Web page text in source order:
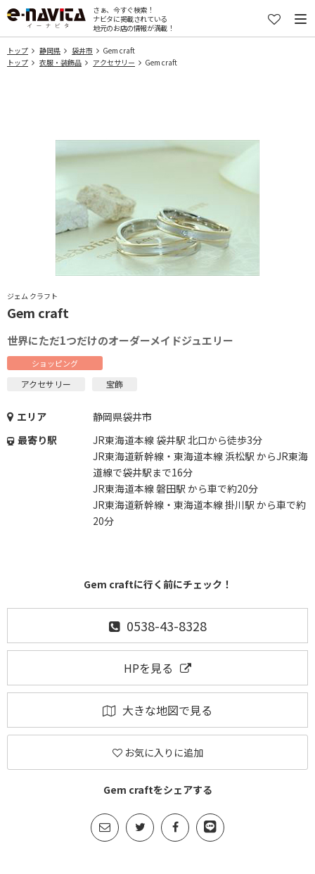
さぁ、今すぐ検索！
ナビタに掲載されている
地元のお店の情報が満載！
トップ 静岡県 袋井市
Gem craft
トップ
衣服・装飾品 アクセサリー Gem craft
ジェム クラフト
Gem craft
世界にただ1つだけのオーダーメイドジュエリー
ショッピング
アクセサリー 宝飾
エリア
静岡県袋井市
最寄り駅
JR東海道本線 袋井駅 北口から徒歩3分
JR東海道新幹線・東海道本線 浜松駅 からJR東海
道線で袋井駅まで16分
JR東海道本線 磐田駅 から車で約20分
JR東海道新幹線・東海道本線 掛川駅 から車で約
20分
Gem craftに行く前にチェック！
0538-43-8328
HPを見る
大きな地図で見る
お気に入りに追加
Gem craftをシェアする